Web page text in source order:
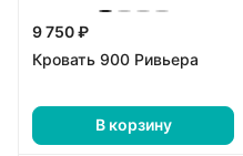
9 750 ₽
Кровать 900 Ривьера
В корзину